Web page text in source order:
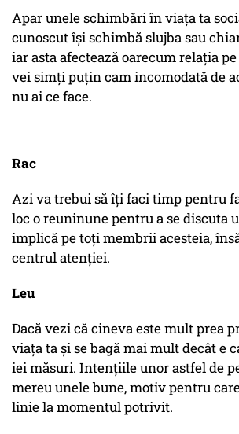
Apar unele schimbări în viața ta
cunoscut își schimbă slujba sau
iar asta afectează oarecum relația
vei simți puțin cam incomodată de
nu ai ce face.
Rac
Azi va trebui să îți faci timp pentru
loc o reuninune pentru a se discuta
implică pe toți membrii acesteia,
centrul atenției.
Leu
Dacă vezi că cineva este mult prea
viața ta și se bagă mai mult decât e
iei măsuri. Intențiile unor astfel de
mereu unele bune, motiv pentru
linie la momentul potrivit.